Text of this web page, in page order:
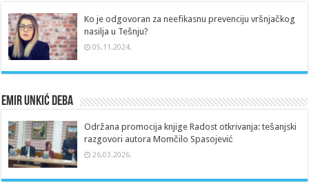
Ko je odgovoran za neefikasnu prevenciju vršnjačkog
nasilja u Tešnju?
05.11.2024.
Emir Unkić Deba
Održana promocija knjige Radost otkrivanja: tešanjski
razgovori autora Momčilo Spasojević
26.03.2026.